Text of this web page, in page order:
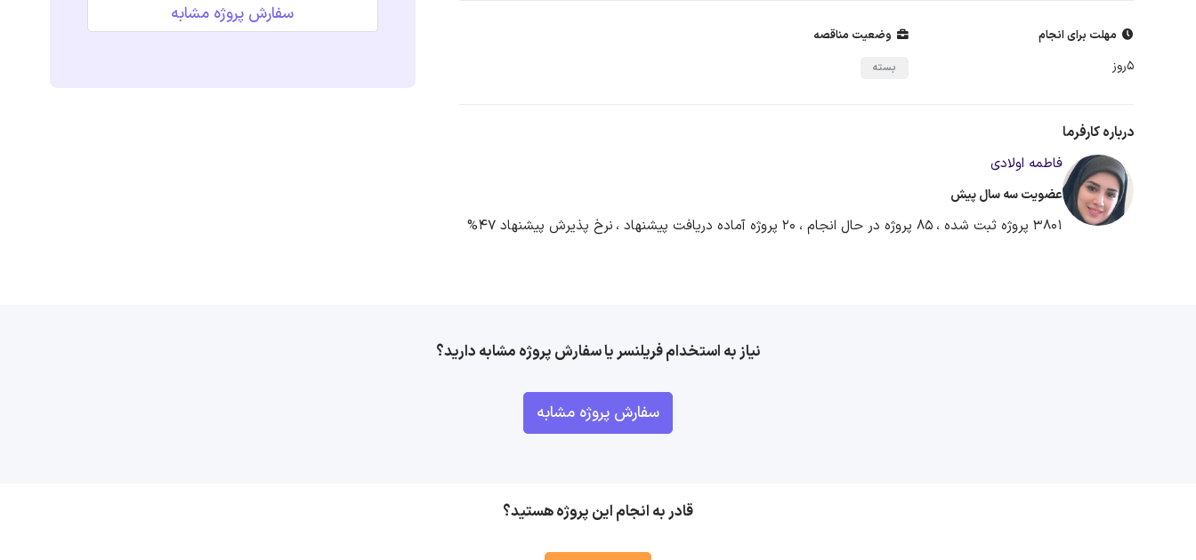
مهلت برای انجام
5روز
وضعیت مناقصه
بسته
درباره کارفرما
فاطمه اولادی
عضویت سه سال پیش
3801 پروژه ثبت شده ، 85 پروژه در حال انجام ، 20 پروژه آماده دریافت پیشنهاد ، نرخ پذیرش پیشنهاد 47%
سفارش پروژه مشابه
نیاز به استخدام فریلنسر یا سفارش پروژه مشابه دارید؟
سفارش پروژه مشابه
قادر به انجام این پروژه هستید؟